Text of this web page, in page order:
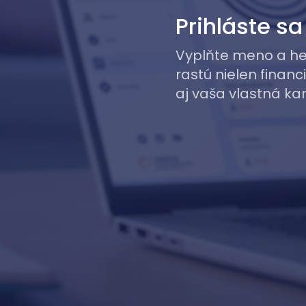
Prihláste
Vyplňte meno a
rastú nielen
aj vaša vlastná